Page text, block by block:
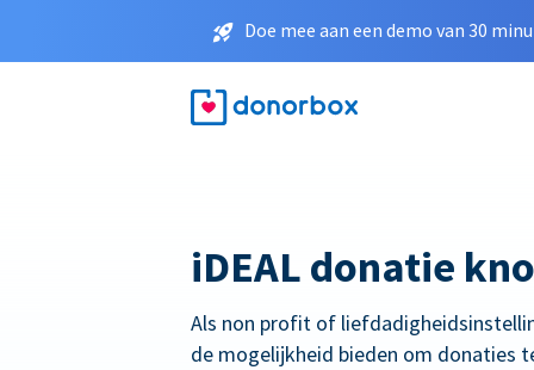
Doe mee aan een demo van 30
iDEAL donatie
Als non profit of
de mogelijkheid bieden om donaties